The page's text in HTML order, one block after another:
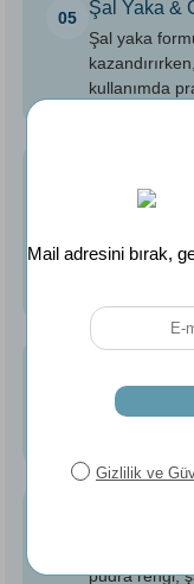
05 Şal Yaka &
Şal yaka
kullanımda
Pamuk
etiketinde
Paket
pudra rengi,